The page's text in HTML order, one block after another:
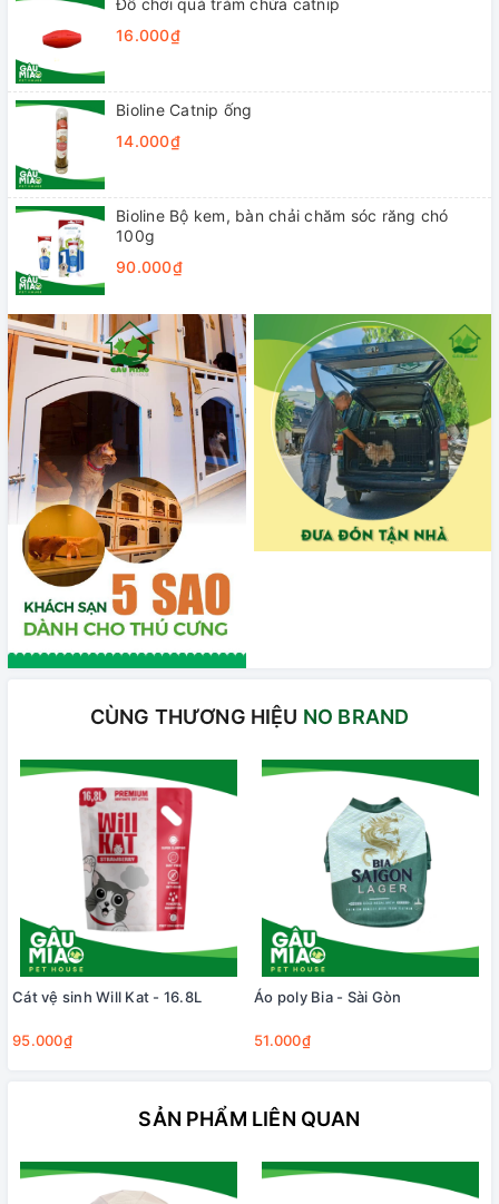
16.000₫
Bioline Catnip ống
14.000₫
Bioline Bộ kem, bàn chải chăm sóc răng chó
100g
90.000₫
CÙNG THƯƠNG HIỆU NO BRAND
Cát vệ sinh Will Kat - 16.8L
95.000₫
Áo poly Bia - Sài Gòn
51.000₫
SẢN PHẨM LIÊN QUAN